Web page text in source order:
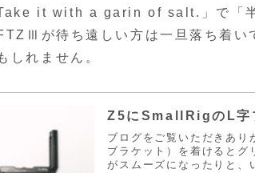
it with a garin of salt.」で「半
が待ち遠しい方は一旦落ち着い
しれません。
Z5にSmallRigのL字
ブログをご覧いただきあ
ブラケット）を着けるとグ
がスムーズになったりと、